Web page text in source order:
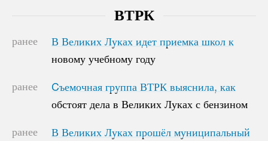
ВТРК
ранее
В Великих Луках идет приемка школ к
новому учебному году
В Великих Луках идет приемка школ к
новому учебному году
ранее
Cъемочная группа ВТРК выяснила, как
обстоят дела в Великих Луках с бензином
Cъемочная группа ВТРК выяснила, как
обстоят дела в Великих Луках с бензином
ранее
В Великих Луках прошёл муниципальный
В Великих Луках прошёл муниципальный